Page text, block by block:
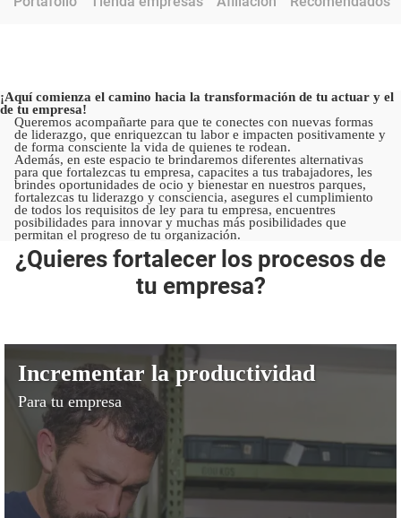
¡Aquí comienza el camino hacia la transformación de tu actuar y el
de tu empresa!
Queremos acompañarte para que te conectes con nuevas formas
de liderazgo, que enriquezcan tu labor e impacten positivamente y
de forma consciente la vida de quienes te rodean.
Además, en este espacio te brindaremos diferentes alternativas
para que fortalezcas tu empresa, capacites a tus trabajadores, les
brindes oportunidades de ocio y bienestar en nuestros parques,
fortalezcas tu liderazgo y consciencia, asegures el cumplimiento
de todos los requisitos de ley para tu empresa, encuentres
posibilidades para innovar y muchas más posibilidades que
permitan el progreso de tu organización.
¿Quieres fortalecer los procesos de
tu empresa?
Incrementar la productividad
Para tu empresa
Incrementar la productividad